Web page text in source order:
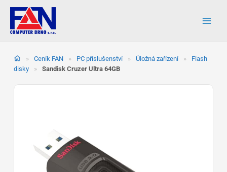
obsah
» Ceník FAN » PC příslušenství » Úložná zařízení »
Flash
disky
» Sandisk Cruzer Ultra 64GB